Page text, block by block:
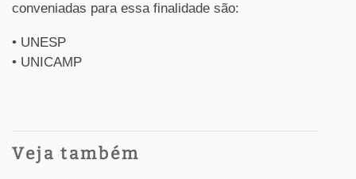
conveniadas para essa finalidade são:
• UNESP
• UNICAMP
Veja também